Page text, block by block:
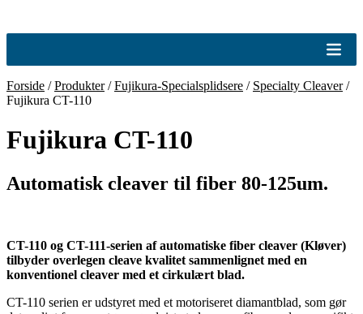
Forside /Produkter/Fujikura-Specialsplidsere / Specialty Cleaver/
Fujikura CT-110
Fujikura CT-110
Automatisk cleaver til fiber 80-125um.
CT-110 og CT-111-serien af automatiske fiber cleaver (Kløver)
tilbyder overlegen cleave kvalitet sammenlignet med en
konventionel cleaver med et cirkulært blad.
CT-110 serien er udstyret med et motoriseret diamantblad, som gør